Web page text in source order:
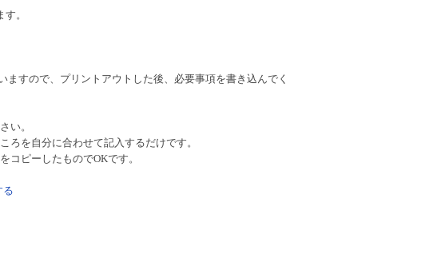
。
ますので、プリントアウトした後、必要事項を書き込んでく
い。
ろを自分に合わせて記入するだけです。
コピーしたものでOKです。
る